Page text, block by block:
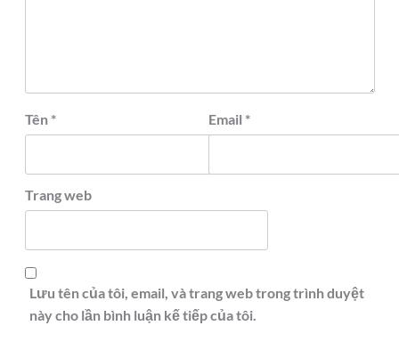
Tên * Email *
Trang web
Lưu tên của tôi, email, và trang web trong trình duyệt
này cho lần bình luận kế tiếp của tôi.